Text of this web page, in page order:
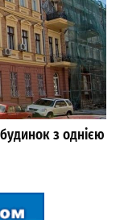
з однією